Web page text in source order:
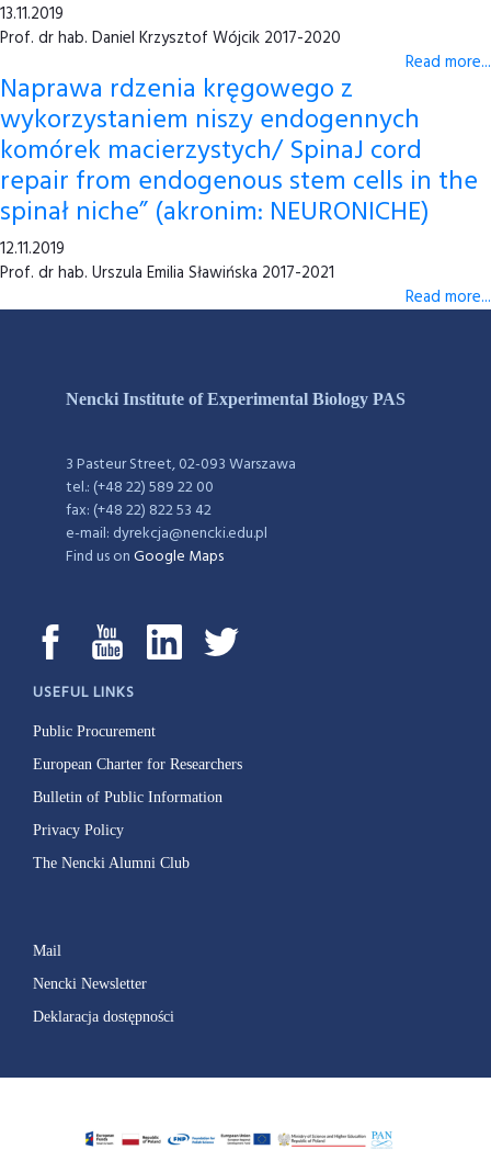
13.11.2019
Prof. dr hab. Daniel Krzysztof Wójcik 2017-2020
Read more...
Naprawa rdzenia kręgowego z
wykorzystaniem niszy endogennych
komórek macierzystych/ SpinaJ cord
repair from endogenous stem cells in the
spinał niche” (akronim: NEURONICHE)
12.11.2019
Prof. dr hab. Urszula Emilia Sławińska 2017-2021
Read more...
Nencki Institute of Experimental Biology PAS
3 Pasteur Street, 02-093 Warszawa
tel.: (+48 22) 589 22 00
fax: (+48 22) 822 53 42
e-mail: dyrekcja@nencki.edu.pl
Find us onGoogle Maps
USEFUL LINKS
Public Procurement
European Charter for Researchers
Bulletin of Public Information
Privacy Policy
The Nencki Alumni Club
Mail
Nencki Newsletter
Deklaracja dostępności